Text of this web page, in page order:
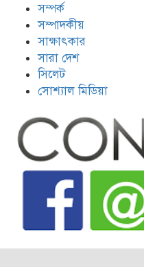
সম্পর্ক
সম্পাদকীয়
সাক্ষাৎকার
সারা দেশ
সিলেট
সোশ্যাল মিডিয়া